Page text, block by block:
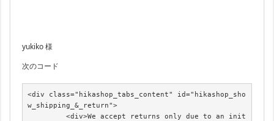
yukiko 様
次のコード
<div class="hikashop_tabs_content" id="hikashop_sho
w_shipping_&_return">
         <div>We accept returns only due to an init